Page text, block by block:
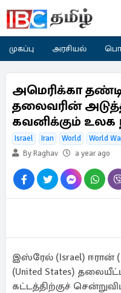
முகப்பு அரசியல்
அமெரிக்கா
தலைவரின்
கவனிக்கும் உலக
Israel Iran World World
By Raghav
a year ago
இஸ்ரேல் (Israel) ஈரான்
(United States)
கட்டத்திற்குச்